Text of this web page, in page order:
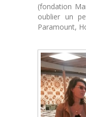
(fondation
oublier un
Paramount,